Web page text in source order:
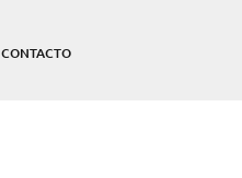
CONTACTO